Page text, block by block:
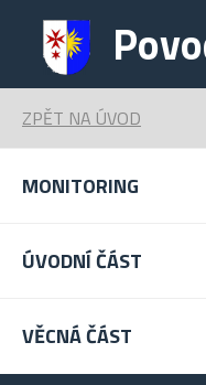
ZPĚT NA ÚVOD
MONITORING
ÚVODNÍ ČÁST
VĚCNÁ ČÁST